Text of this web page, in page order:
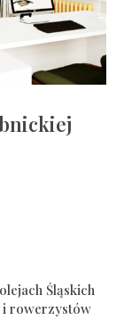
Śląskich
rowerzystów